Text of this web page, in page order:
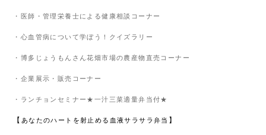
・医師・管理栄養士による健康相談コーナー
・心血管病について学ぼう！クイズラリー
・博多じょうもんさん花畑市場の農産物直売コーナー
・企業展示・販売コーナー
・ランチョンセミナー★一汁三菜適量弁当付★
【 あなたのハートを射止める血液サラサラ弁当 】